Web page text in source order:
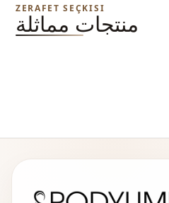
ZERAFET SEÇKISI
منتجات مماثلة